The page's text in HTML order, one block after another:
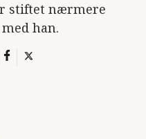
stiftet nærmere
han.